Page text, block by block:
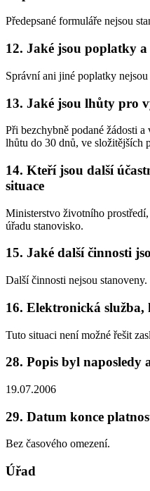
Předepsané formuláře nejsou
12. Jaké jsou poplatky
Správní ani jiné poplatky nejsou
13. Jaké jsou lhůty pro
Při bezchybně podané žádosti
lhůtu do 30 dnů, ve složitějších
14. Kteří jsou další
situace
Ministerstvo životního
úřadu stanovisko.
15. Jaké další činnosti
Další činnosti nejsou stanoveny.
16. Elektronická služba,
Tuto situaci není možné řešit
28. Popis byl naposledy
19.07.2006
29. Datum konce
Bez časového omezení.
Úřad